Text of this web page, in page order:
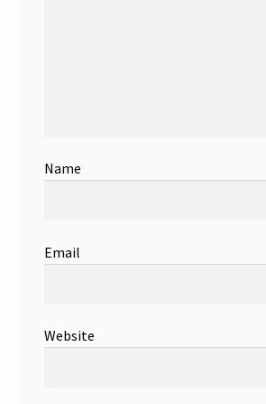
Name
Email
Website